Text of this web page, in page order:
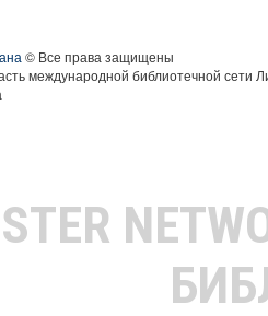
© Все права защищены
международной библиотечной сети